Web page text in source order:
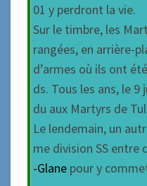
01 y perdront la vie.
Sur le timbre, les
rangées, en arrière-
d’armes où ils ont
ds. Tous les ans, le
du aux Martyrs de
Le lendemain, un
me division SS entre
-Glane pour y